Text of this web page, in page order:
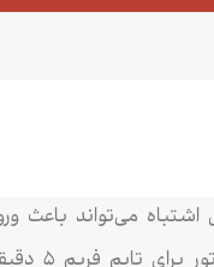
اشتباه می‌تواند باعث